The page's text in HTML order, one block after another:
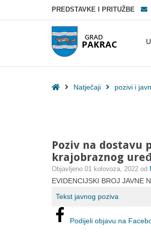
PREDSTAVKE I PRITUŽBE
HomeNatječaji pozivi i
Poziv na dostavu
krajobraznog
Objavljeno 01 kolovoza, 2022 od
EVIDENCIJSKI BROJ JAVNE
Tekst javnog poziva
Podijeli objavu na